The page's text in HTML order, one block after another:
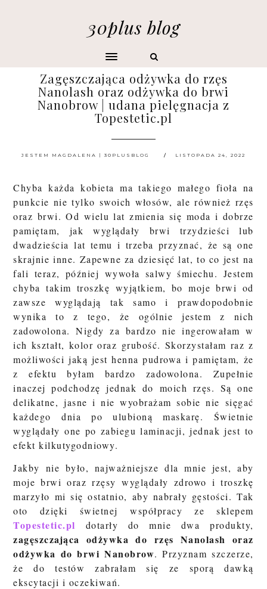
30plus blog
Zagęszczająca odżywka do rzęs
Nanolash oraz odżywka do brwi
Nanobrow | udana pielęgnacja z
Topestetic.pl
JESTEM MAGDALENA | 30PLUSBLOG LISTOPADA 24, 2022
Chyba każda kobieta ma takiego małego fioła na
punkcie nie tylko swoich włosów, ale również rzęs
oraz brwi. Od wielu lat zmienia się moda i dobrze
pamiętam, jak wyglądały brwi trzydzieści lub
dwadzieścia lat temu i trzeba przyznać, że są one
skrajnie inne. Zapewne za dziesięć lat, to co jest na
fali teraz, później wywoła salwy śmiechu. Jestem
chyba takim troszkę wyjątkiem, bo moje brwi od
zawsze wyglądają tak samo i prawdopodobnie
wynika to z tego, że ogólnie jestem z nich
zadowolona. Nigdy za bardzo nie ingerowałam w
ich kształt, kolor oraz grubość. Skorzystałam raz z
możliwości jaką jest henna pudrowa i pamiętam, że
z efektu byłam bardzo zadowolona. Zupełnie
inaczej podchodzę jednak do moich rzęs. Są one
delikatne, jasne i nie wyobrażam sobie nie sięgać
każdego dnia po ulubioną maskarę. Świetnie
wyglądały one po zabiegu laminacji, jednak jest to
efekt kilkutygodniowy.
Jakby nie było, najważniejsze dla mnie jest, aby
moje brwi oraz rzęsy wyglądały zdrowo i troszkę
marzyło mi się ostatnio, aby nabrały gęstości. Tak
oto dzięki świetnej współpracy ze sklepem
Topestetic.pl dotarły do mnie dwa produkty,
zagęszczająca odżywka do rzęs Nanolash oraz
odżywka do brwi Nanobrow. Przyznam szczerze,
że do testów zabrałam się ze sporą dawką
ekscytacji i oczekiwań.